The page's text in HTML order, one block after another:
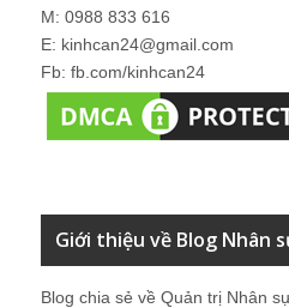
M: 0988 833 616
E: kinhcan24@gmail.com
Fb: fb.com/kinhcan24
Giới thiệu về Blog Nhân
Blog chia sẻ về Quản trị Nhân